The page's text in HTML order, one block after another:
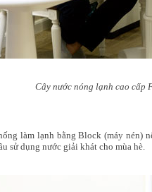
Cây nước nóng lạnh cao cấp
làm lạnh bằng Block (máy nén)
sử dụng nước giải khát cho mùa hè.